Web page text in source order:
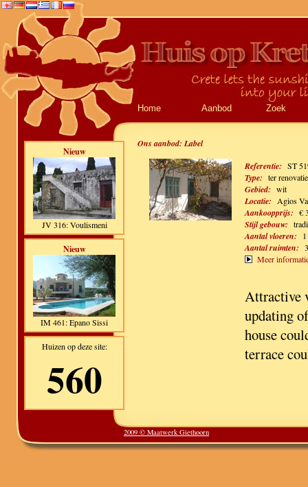
Home Aanbod Zoek
Nieuw
JV 316: Voulismeni
Nieuw
IM 461: Epano Sissi
Huizen op deze site:
560
Ons aanbod: Label
Referentie: ST
Type: ter
Gebied: wit
Locatie: Agios
Aankoopprijs: €
Stijl gebouw:
Aantal vloeren: 1
Aantal ruimten: 3
Meer
Attractive
updating
house
terrace
2009 © Maatwerk Giethoorn